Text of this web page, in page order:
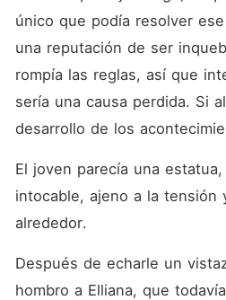
único que podía resolver
una reputación de ser
rompía las reglas, así que
sería una causa perdida. Si
desarrollo de los
El joven parecía una
intocable, ajeno a la tensión
alrededor.
Después de echarle un
hombro a Elliana, que